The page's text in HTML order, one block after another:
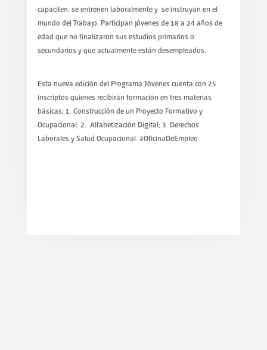
capaciten, se entrenen laboralmente y se instruyan en el
mundo del Trabajo. Participan jóvenes de 18 a 24 años de
edad que no finalizaron sus estudios primarios o
secundarios y que actualmente están desempleados.
Esta nueva edición del Programa Jóvenes cuenta con 25
inscriptos quienes recibirán formación en tres materias
básicas: 1. Construcción de un Proyecto Formativo y
Ocupacional; 2. Alfabetización Digital; 3. Derechos
Laborales y Salud Ocupacional. #OficinaDeEmpleo